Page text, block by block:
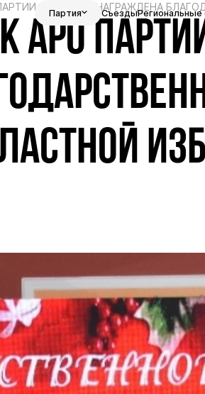
Партия СъездыРегиональные
«РОДИНА» НАГРАЖДЕНА
АРО